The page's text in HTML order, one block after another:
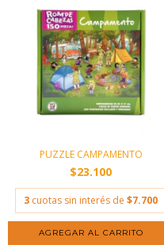
PUZZLE CAMPAMENTO
$23.100
3 cuotas sin interés de $7.700